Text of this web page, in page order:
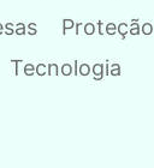
Tecnologia